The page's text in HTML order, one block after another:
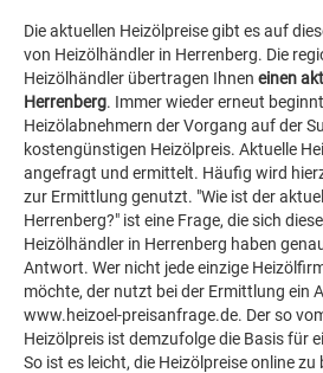
Die aktuellen Heizölpreise gibt es auf
von Heizölhändler in Herrenberg. Die
Heizölhändler übertragen Ihnen einen
Herrenberg. Immer wieder erneut
Heizölabnehmern der Vorgang auf der
kostengünstigen Heizölpreis. Aktuelle
angefragt und ermittelt. Häufig wird
zur Ermittlung genutzt. "Wie ist der
Herrenberg?" ist eine Frage, die sich
Heizölhändler in Herrenberg haben
Antwort. Wer nicht jede einzige
möchte, der nutzt bei der Ermittlung ein
www.heizoel-preisanfrage.de. Der so
Heizölpreis ist demzufolge die Basis für
So ist es leicht, die Heizölpreise online